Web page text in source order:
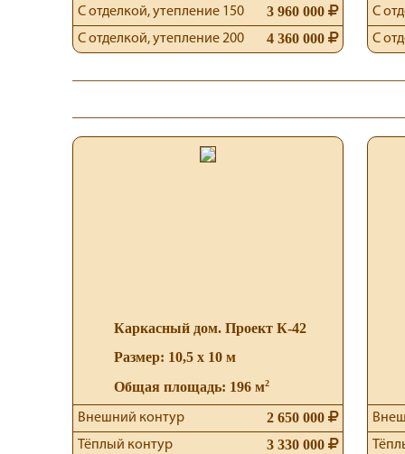
С отделкой, утепление 150 3 960 000
С отделкой, утепление 200 4 360 000
С
С
Каркасный дом. Проект К-42
Размер: 10,5 х 10 м
Общая площадь: 196 м2
Внешний контур 2 650 000
Тёплый контур 3 330 000